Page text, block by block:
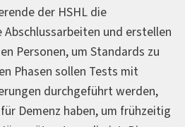
der HSHL die
und erstellen
Personen, um Standards zu
Phasen sollen Tests mit
durchgeführt werden,
Demenz haben, um frühzeitig